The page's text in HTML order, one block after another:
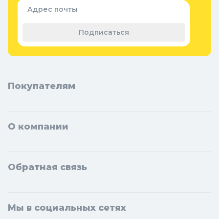
Теплицы, парники и укрывной
Адрес почты
Подписаться
Покупателям
О компании
Обратная связь
Мы в социальных сетях